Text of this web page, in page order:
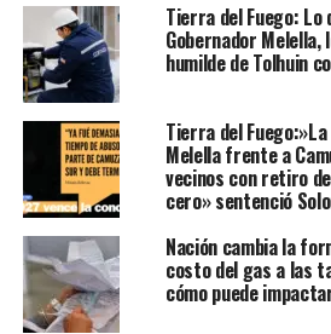
Tierra del Fuego: Lo
Gobernador
humilde de Tolhuin
Tierra del
Melella frente a
vecinos con retiro
cero» sentenció
Nación cambia la
costo del gas a las
cómo puede